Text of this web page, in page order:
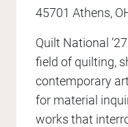
45701 Athens,
Quilt National
field of quilting,
contemporary
for material
works that